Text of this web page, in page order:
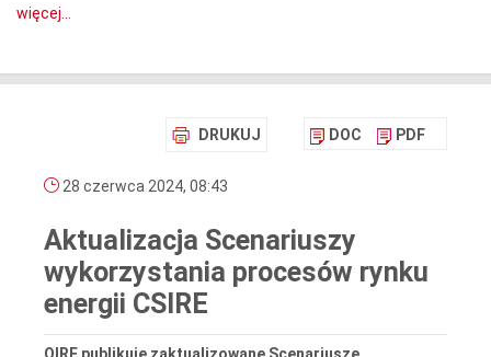
więcej...
DRUKUJ DOC PDF
28 czerwca 2024, 08:43
Aktualizacja Scenariuszy
wykorzystania procesów rynku
energii CSIRE
OIRE publikuje zaktualizowane Scenariusze